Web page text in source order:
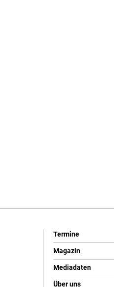
Termine
Magazin
Mediadaten
Über uns